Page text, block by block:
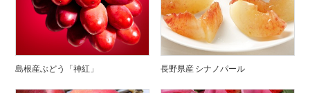
島根産ぶどう「神紅」 長野県産 シナノパール